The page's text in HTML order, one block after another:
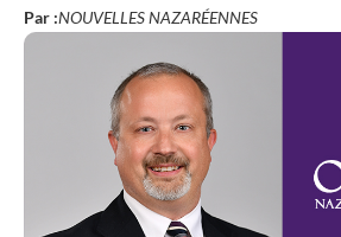
Par :NOUVELLES NAZARÉENNES